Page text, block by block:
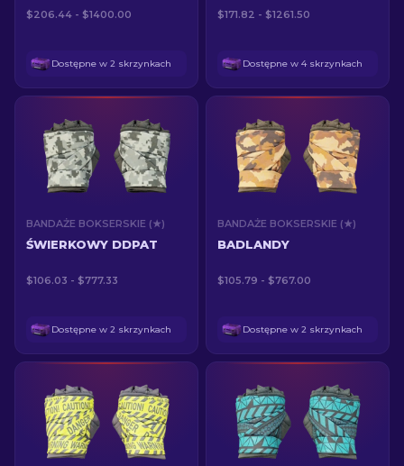
$206.44 - $1400.00
Dostępne w 2 skrzynkach
$171.82 - $1261.50
Dostępne w 4 skrzynkach
BANDAŻE BOKSERSKIE (★)
ŚWIERKOWY DDPAT
$106.03 - $777.33
Dostępne w 2 skrzynkach
BANDAŻE BOKSERSKIE (★)
BADLANDY
$105.79 - $767.00
Dostępne w 2 skrzynkach